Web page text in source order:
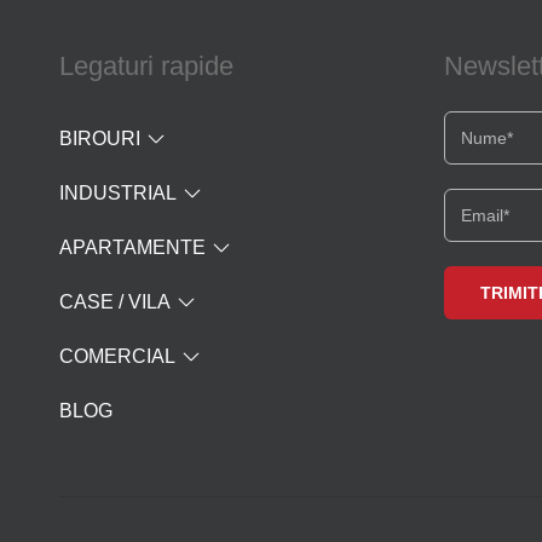
Legaturi rapide
BIROURI
INDUSTRIAL
APARTAMENTE
CASE / VILA
COMERCIAL
BLOG